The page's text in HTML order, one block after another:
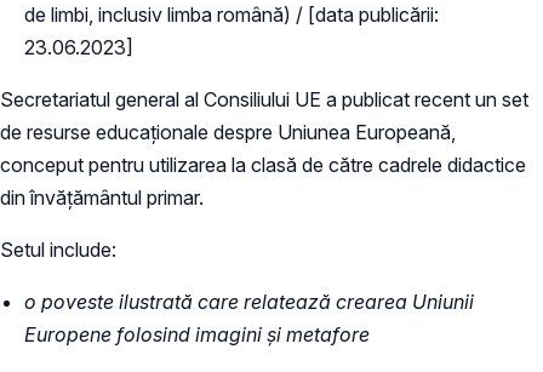
de limbi, inclusiv limba română) / [data publicării:
23.06.2023]
Secretariatul general al Consiliului UE a publicat recent un set
de resurse educaționale despre Uniunea Europeană,
conceput pentru utilizarea la clasă de către cadrele didactice
din învățământul primar.
Setul include:
o poveste ilustrată care relatează crearea Uniunii
Europene folosind imagini și metafore